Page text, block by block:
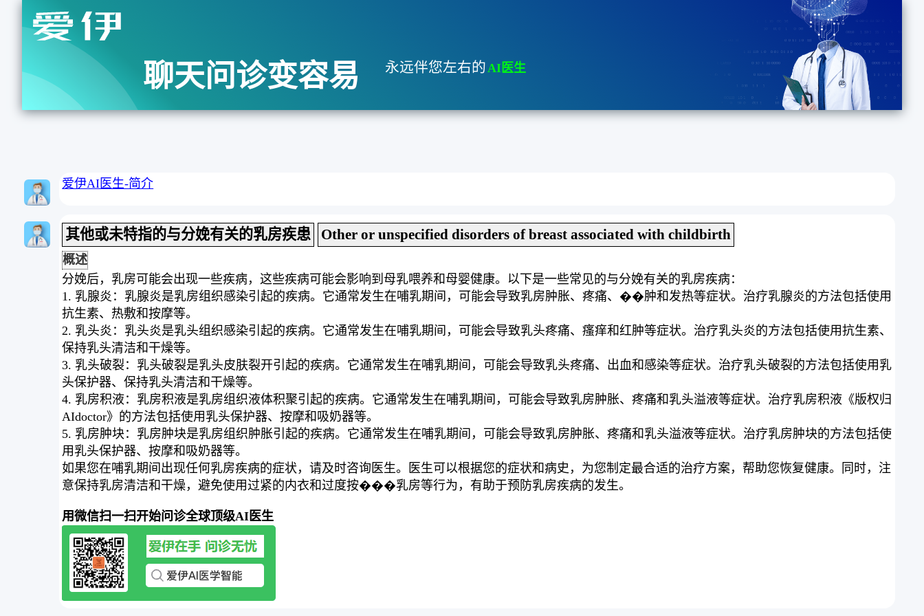
聊天问诊变容易 永远伴您左右的AI医生
爱伊AI医生-简介
其他或未特指的与分娩有关的乳房疾患 Other or unspecified disorders of breast associated with childbirth
概述
分娩后，乳房可能会出现一些疾病，这些疾病可能会影响到母乳喂养和母婴健康。以下是一些常见的与分娩有关的乳房疾病：
1. 乳腺炎：乳腺炎是乳房组织感染引起的疾病。它通常发生在哺乳期间，可能会导致乳房肿胀、疼痛、��肿和发热等症状。治疗乳腺炎的方法包括使用
抗生素、热敷和按摩等。
2. 乳头炎：乳头炎是乳头组织感染引起的疾病。它通常发生在哺乳期间，可能会导致乳头疼痛、瘙痒和红肿等症状。治疗乳头炎的方法包括使用抗生素、
保持乳头清洁和干燥等。
3. 乳头破裂：乳头破裂是乳头皮肤裂开引起的疾病。它通常发生在哺乳期间，可能会导致乳头疼痛、出血和感染等症状。治疗乳头破裂的方法包括使用乳
头保护器、保持乳头清洁和干燥等。
4. 乳房积液：乳房积液是乳房组织液体积聚引起的疾病。它通常发生在哺乳期间，可能会导致乳房肿胀、疼痛和乳头溢液等症状。治疗乳房积液《版权归
AIdoctor》的方法包括使用乳头保护器、按摩和吸奶器等。
5. 乳房肿块：乳房肿块是乳房组织肿胀引起的疾病。它通常发生在哺乳期间，可能会导致乳房肿胀、疼痛和乳头溢液等症状。治疗乳房肿块的方法包括使
用乳头保护器、按摩和吸奶器等。
如果您在哺乳期间出现任何乳房疾病的症状，请及时咨询医生。医生可以根据您的症状和病史，为您制定最合适的治疗方案，帮助您恢复健康。同时，注
意保持乳房清洁和干燥，避免使用过紧的内衣和过度按���乳房等行为，有助于预防乳房疾病的发生。
用微信扫一扫开始问诊全球顶级AI医生